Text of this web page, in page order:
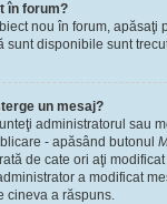
în forum?
nou în forum,
sunt disponibile sunt
un mesaj?
administratorul sau
- apăsând butonul
de cate ori aţi
a modificat
cineva a răspuns.